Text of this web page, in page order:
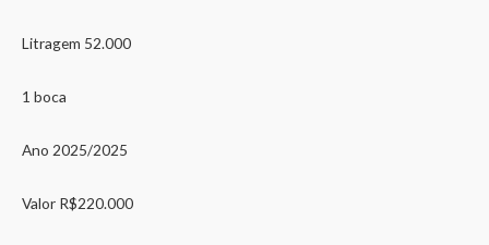
Litragem 52.000
1 boca
Ano 2025/2025
Valor R$220.000